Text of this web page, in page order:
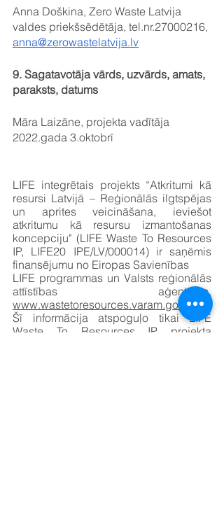
Anna Doškina, Zero Waste Latvija
valdes priekšsēdētāja, tel.nr.27000216,
anna@zerowastelatvija.lv
9. Sagatavotāja vārds, uzvārds, amats,
paraksts, datums
Māra Laizāne, projekta vadītāja
2022.gada 3.oktobrī
LIFE integrētais projekts “Atkritumi kā
resursi Latvijā – Reģionālās ilgtspējas
un aprites veicināšana, ieviešot
atkritumu kā resursu izmantošanas
koncepciju" (LIFE Waste To Resources
IP, LIFE20 IPE/LV/000014) ir saņēmis
finansējumu no Eiropas Savienības
LIFE programmas un Valsts reģionālās
www.wastetoresources.varam.gov.lv
Šī informācija atspoguļo tikai LIFE
Waste To Resources IP projekta